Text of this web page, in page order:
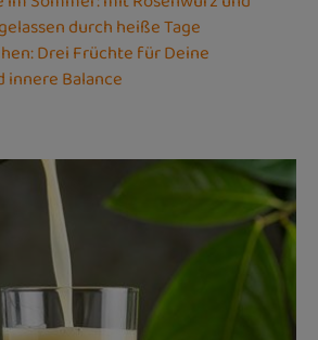
durch heiße Tage
Drei Früchte für Deine
innere Balance